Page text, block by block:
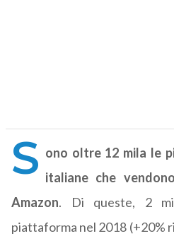
S ono oltre 12 mila le
italiane che
Amazon. Di queste, 2
piattaforma nel 2018 (+20%